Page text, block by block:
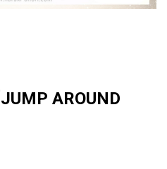
AROUND